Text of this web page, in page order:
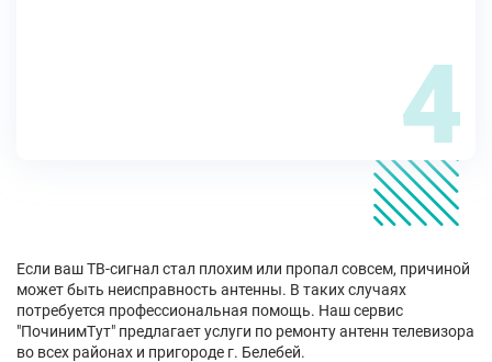
4
Если ваш ТВ-сигнал стал плохим или пропал совсем, причиной
может быть неисправность антенны. В таких случаях
потребуется профессиональная помощь. Наш сервис
"ПочинимТут" предлагает услуги по ремонту антенн телевизора
во всех районах и пригороде г. Белебей.